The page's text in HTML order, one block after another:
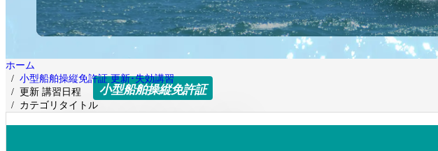
小型船舶操縦免許証
更新 講習日程
ホーム
小型船舶操縦免許証 更新･失効講習
更新 講習日程
カテゴリタイトル